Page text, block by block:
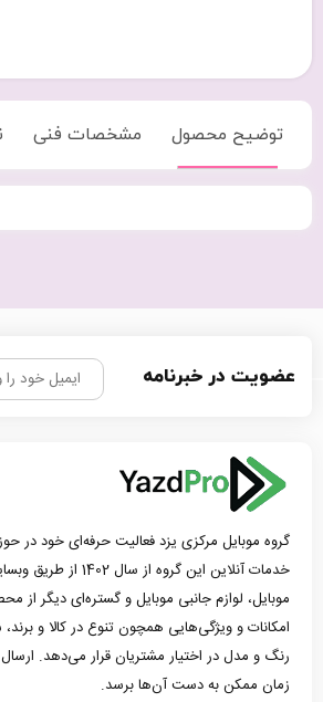
توضیح محصول مشخصات فنی
عضویت در خبرنامه
خدمات آنلاین این
موبایل، لوازم جانبی موبایل و گستره‌ای دیگر از
امکانات و ویژگی‌هایی همچون تنوع در کالا و
رنگ و مدل در اختیار مشتریان قرار می‌دهد.
زمان ممکن به دست آن‌ها برسد.